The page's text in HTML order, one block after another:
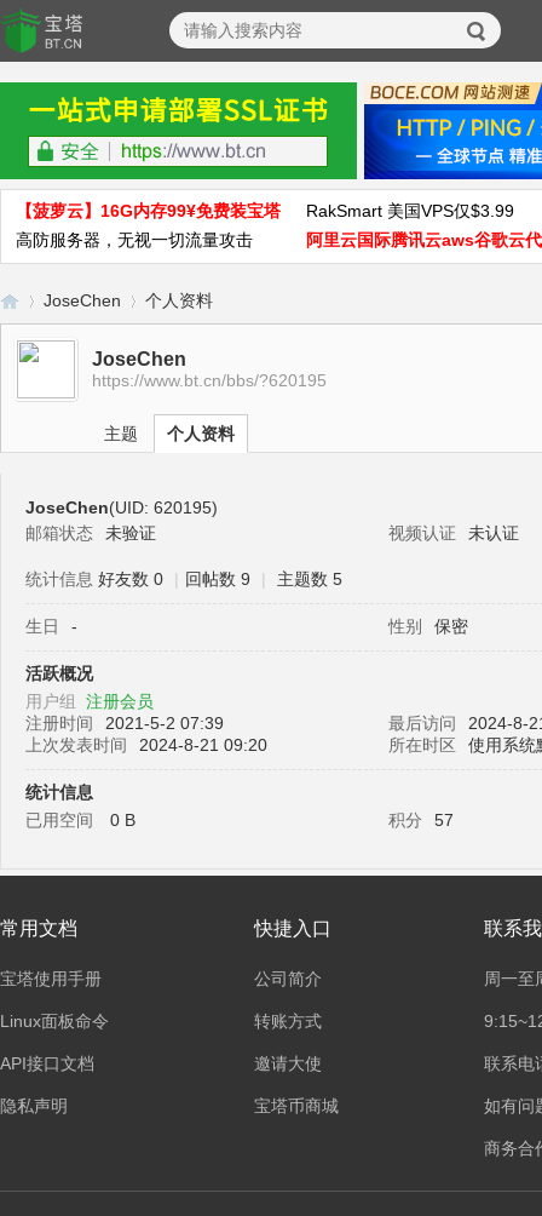
【菠萝云】16G内存99¥免费装宝塔
RakSmart 美国VPS仅$3.99
高防服务器，无视一切流量攻击
阿里云国际腾讯云aws谷歌云
宝›
JoseChen 个人资料
JoseChen
https://www.bt.cn/bbs/?620195
主题 个人资料
JoseChen(UID: 620195)
邮箱状态
未验证 视频认证 未认证
统计信息 好友数 0 | 回帖数 9 | 主题数 5
生日 - 性别 保密
活跃概况
用户组 注册会员
注册时间
2021-5-2 07:39 最后访问
2024-8-
上次发表时间
2024-8-21 09:20 所在时区 使用系统
统计信息
已用空间
0 B 积分 57
常用文档
宝塔使用手册
Linux面板命令
API接口文档
隐私声明
快捷入口
公司简介
转账方式
邀请大使
宝塔币商城
联系
周一至
联系电
如有问
商务合